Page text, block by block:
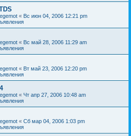
« Вс июн 04, 2006 12:21 pm
« Вс май 28, 2006 11:29 am
« Вт май 23, 2006 12:20 pm
« Чт апр 27, 2006 10:48 am
« Сб мар 04, 2006 1:03 pm